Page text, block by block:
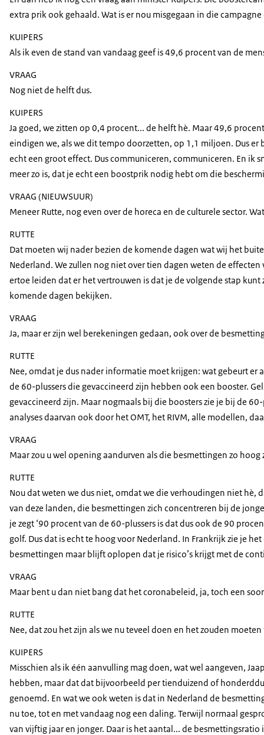
extra prik ook gehaald. Wat is er nou misgegaan in die
KUIPERS
Als ik even de stand van vandaag geef is 49,6 procent van de
VRAAG
Nog niet de helft dus.
KUIPERS
Ja goed, we zitten op 0,4 procent... de helft hè. Maar 49,6
eindigen we, als we dit tempo doorzetten, op 1,1 miljoen. Dus
echt een groot effect. Dus communiceren, communiceren. En ik
meer zo is, dat je echt een boostprik nodig hebt om die
VRAAG (NIEUWSUUR)
Meneer Rutte, nog even over de horeca en de culturele sector.
RUTTE
Dat moeten wij nader bezien de komende dagen wat wij het
Nederland. We zullen nog niet over tien dagen weten de
ertoe leiden dat er het vertrouwen is dat je de volgende stap
komende dagen bekijken.
VRAAG
Ja, maar er zijn wel berekeningen gedaan, ook over de
RUTTE
Nee, omdat je dus nader informatie moet krijgen: wat gebeurt er
de 60-plussers die gevaccineerd zijn hebben ook een booster.
gevaccineerd zijn. Maar nogmaals bij die boosters zie je bij de
analyses daarvan ook door het OMT, het RIVM, alle modellen,
VRAAG
Maar zou u wel opening aandurven als die besmettingen zo
RUTTE
Nou dat weten we dus niet, omdat we die verhoudingen niet hè,
van deze landen, die besmettingen zich concentreren bij de
je zegt ‘90 procent van de 60-plussers is dat dus ook de 90
golf. Dus dat is echt te hoog voor Nederland. In Frankrijk zie je
besmettingen maar blijft oplopen dat je risico’s krijgt met de
VRAAG
Maar bent u dan niet bang dat het coronabeleid, ja, toch een
RUTTE
Nee, dat zou het zijn als we nu teveel doen en het zouden
KUIPERS
Misschien als ik één aanvulling mag doen, wat wel aangeven,
hebben, maar dat dat bijvoorbeeld per tienduizend of
genoemd. En wat we ook weten is dat in Nederland de
nu toe, tot en met vandaag nog een daling. Terwijl normaal
van vijftig jaar en jonger. Daar is het aantal... de